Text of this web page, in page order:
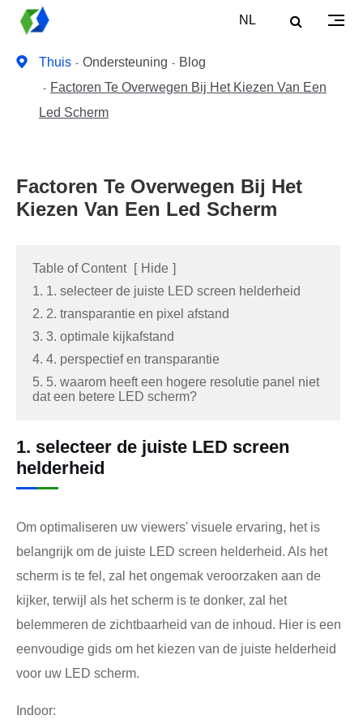
NL
Thuis Ondersteuning
Blog
Factoren Te Overwegen Bij Het Kiezen Van Een
Led Scherm
Factoren Te Overwegen Bij Het
Kiezen Van Een Led Scherm
Table of Content Hide
1. 1. selecteer de juiste LED screen helderheid
2. 2. transparantie en pixel afstand
3. 3. optimale kijkafstand
4. 4. perspectief en transparantie
5. 5. waarom heeft een hogere resolutie panel niet
dat een betere LED scherm?
1. selecteer de juiste LED screen
helderheid
Om optimaliseren uw viewers' visuele ervaring, het is
belangrijk om de juiste LED screen helderheid. Als het
scherm is te fel, zal het ongemak veroorzaken aan de
kijker, terwijl als het scherm is te donker, zal het
belemmeren de zichtbaarheid van de inhoud. Hier is een
eenvoudige gids om het kiezen van de juiste helderheid
voor uw LED scherm.
Indoor: